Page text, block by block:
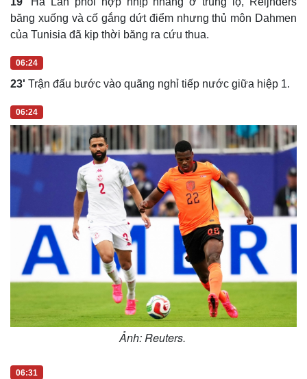
băng xuống và cố gắng dứt điểm nhưng thủ môn Dahmen
của Tunisia đã kịp thời băng ra cứu thua.
06:24
23' Trận đấu bước vào quãng nghỉ tiếp nước giữa hiệp 1.
06:24
Ảnh: Reuters.
06:31